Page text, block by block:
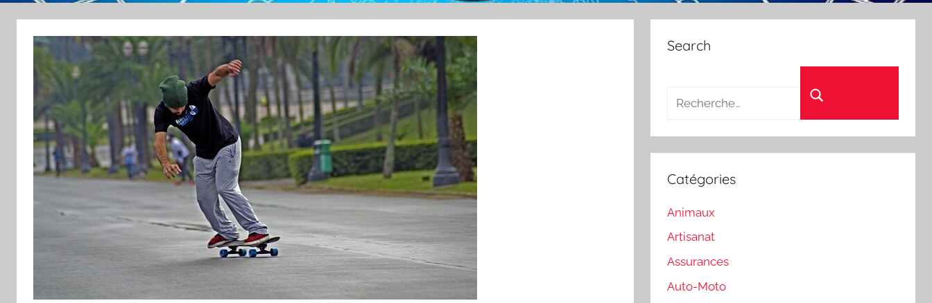
Search
Catégories
Animaux
Artisanat
Assurances
Auto-Moto